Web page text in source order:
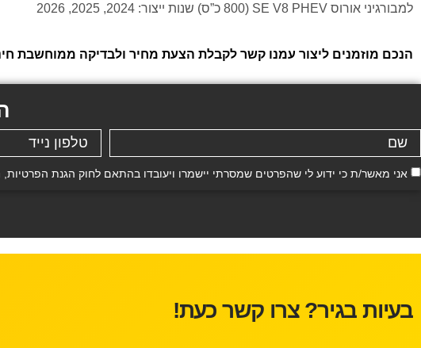
למבורגיני אורוס SE V8 PHEV (800 כ”ס) שנות ייצור: 2024, 2025, 2026
הנכם מוזמנים ליצור עמנו קשר לקבלת הצעת מחיר ולבדיקה ממוחשבת
אני מאשר/ת כי ידוע לי שהפרטים שמסרתי יישמרו ויעובדו בהתאם לחוק הגנת הפרטיות, התשמ"א–1981 (כולל תיקון
בעיות בגיר? צרו קשר כעת!